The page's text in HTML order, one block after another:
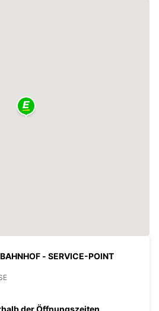
- SERVICE-POINT
der Öffnungszeiten